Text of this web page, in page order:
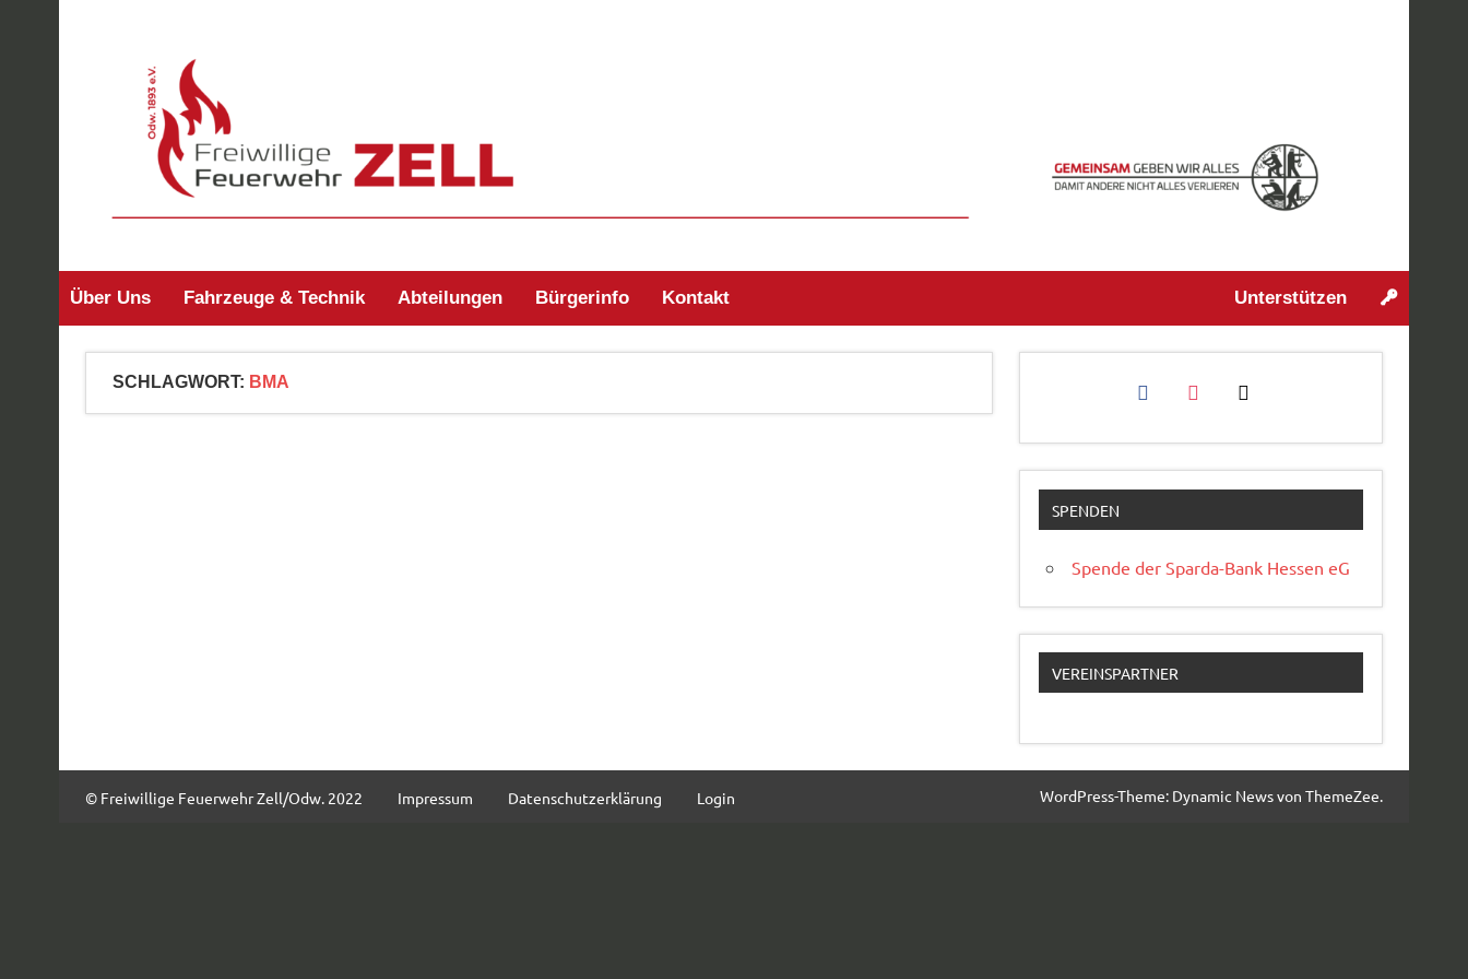
Über Uns Fahrzeuge & Technik Abteilungen Bürgerinfo Kontakt Unterstützen
SCHLAGWORT: BMA facebookinstagram
mail
SPENDEN
Spende der Sparda-Bank Hessen eG
VEREINSPARTNER
© Freiwillige Feuerwehr Zell/Odw. 2022 Impressum Datenschutzerklärung Login WordPress-Theme: Dynamic News von ThemeZee.